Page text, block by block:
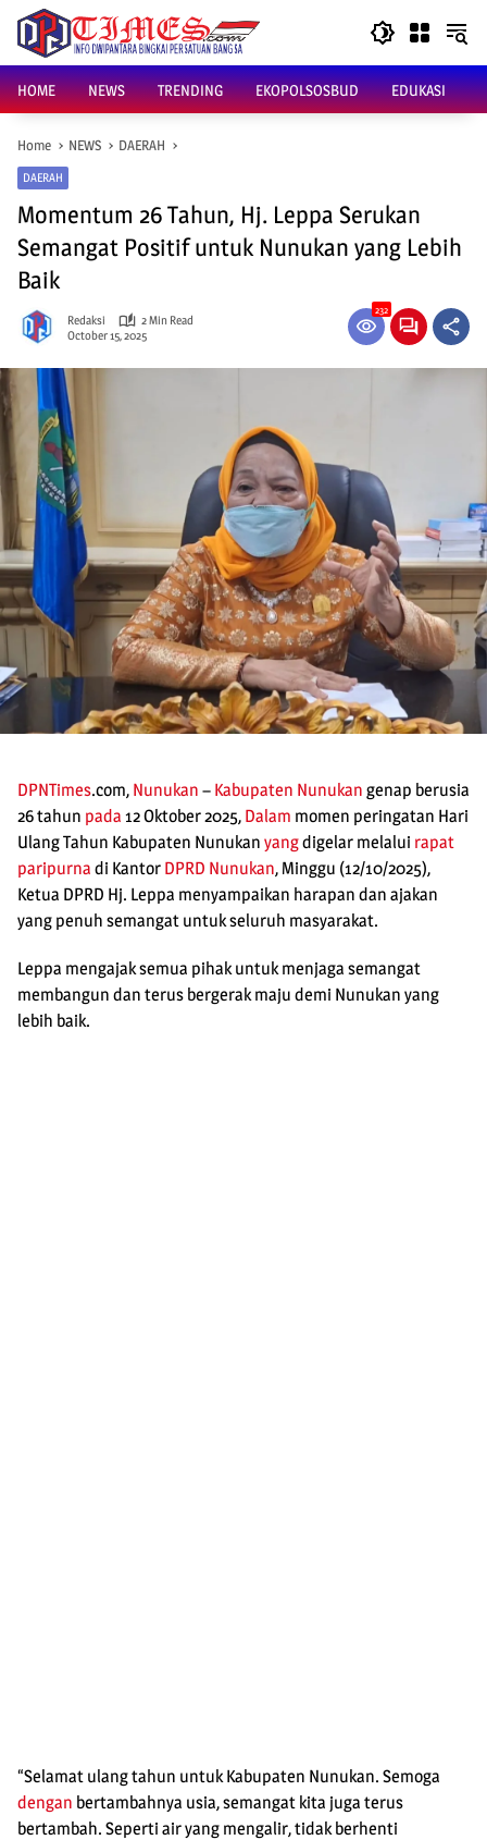
content
HOME
NEWS TRENDING EKOPOLSOSBUD EDUKASI
Home NEWS DAERAH
DAERAH
Momentum 26 Tahun, Hj. Leppa Serukan
Semangat Positif untuk Nunukan yang Lebih
Baik
Redaksi
2 Min Read
October 15, 2025
232
DPNTimes.com, Nunukan – Kabupaten Nunukan genap berusia
26 tahun pada 12 Oktober 2025, Dalam momen peringatan Hari
Ulang Tahun Kabupaten Nunukan yangdigelar melalui rapat
paripurna di Kantor DPRD Nunukan, Minggu (12/10/2025),
Ketua DPRD Hj. Leppa menyampaikan harapan dan ajakan
yang penuh semangat untuk seluruh masyarakat.
Leppa mengajak semua pihak untuk menjaga semangat
membangun dan terus bergerak maju demi Nunukan yang
lebih baik.
“Selamat ulang tahun untuk Kabupaten Nunukan. Semoga
dengan bertambahnya usia, semangat kita juga terus
bertambah. Seperti air yang mengalir, tidak berhenti